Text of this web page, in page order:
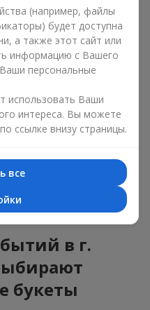
вариант —
композиции, которые
и пола, а их состав
мероприятие.
Пионы,
букеты,
для
прекрасно выглядят, но и
и природной красоты.
самых
быть уверенными в своём
проверенным временем
в г.
букеты
(например, файлы
будет доступна
а также этот сайт или
информацию с Вашего
персональные
использовать Ваши
интереса. Вы можете
ссылке внизу страницы.
все